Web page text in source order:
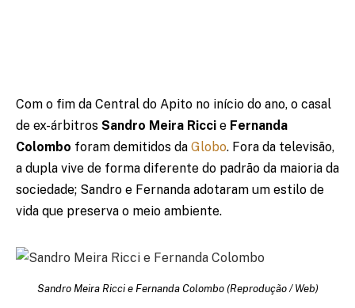
Com o fim da Central do Apito no início do ano, o casal
de ex-árbitros Sandro Meira Ricci e Fernanda
Colombo foram demitidos da Globo. Fora da televisão,
a dupla vive de forma diferente do padrão da maioria da
sociedade; Sandro e Fernanda adotaram um estilo de
vida que preserva o meio ambiente.
Sandro Meira Ricci e Fernanda Colombo (Reprodução / Web)